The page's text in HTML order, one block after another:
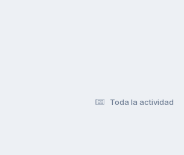
Toda la actividad